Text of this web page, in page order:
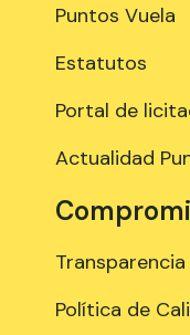
Puntos Vuela
Estatutos
Portal de
Actualidad
Transparencia
Política de